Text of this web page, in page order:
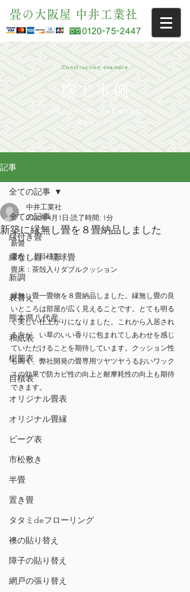
畳の大阪屋 中井工業社
Construction example
施工事例
当店で施工させて頂いたお客様の写真です
参考にどうぞ
記事
全ての記事
縁付き畳
縁なし畳・琉球畳
新調
表替え
熊本県八代産
和紙表
樹脂表
目積表
オリジナル畳表
オリジナル畳縁
ビーグ表
市松敷き
半畳
置き畳
タタミdeフローリング
襖の貼り替え
障子の貼り替え
網戸の張り替え
全ての記事
新築に縁無し畳を８畳納品しました
中井工業社
2020年4月1日 読了時間: 1分
新畳
畳表：上目積表
畳床 ：茶殻入りダブルクッション
縁無し畳一畳物を８畳納品しました。縁無し畳の良
いところは部屋が広く見えることです。とても明る
く美しい仕上がりになりました。これから入居され
る方が、い草のいい香りに包まれてしあわせを感じ
ていただけることを期待しています。クッション性
も高く、弊社開発の畳専用ツヤツヤうるおいワック
スの効果で防カビ性の向上と耐摩耗性の向上も期待
できます。